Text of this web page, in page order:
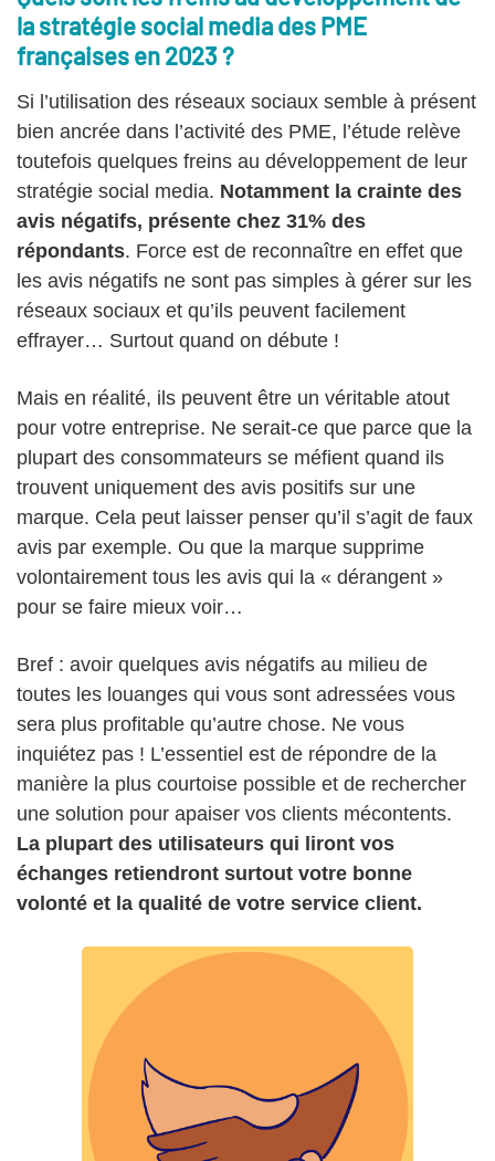
la stratégie social media des PME
françaises en 2023 ?
Si l’utilisation des réseaux sociaux semble à présent
bien ancrée dans l’activité des PME, l’étude relève
toutefois quelques freins au développement de leur
stratégie social media. Notamment la crainte des
avis négatifs, présente chez 31% des
répondants. Force est de reconnaître en effet que
les avis négatifs ne sont pas simples à gérer sur les
réseaux sociaux et qu’ils peuvent facilement
effrayer… Surtout quand on débute !
Mais en réalité, ils peuvent être un véritable atout
pour votre entreprise. Ne serait-ce que parce que la
plupart des consommateurs se méfient quand ils
trouvent uniquement des avis positifs sur une
marque. Cela peut laisser penser qu’il s’agit de faux
avis par exemple. Ou que la marque supprime
volontairement tous les avis qui la « dérangent »
pour se faire mieux voir…
Bref : avoir quelques avis négatifs au milieu de
toutes les louanges qui vous sont adressées vous
sera plus profitable qu’autre chose. Ne vous
inquiétez pas ! L’essentiel est de répondre de la
manière la plus courtoise possible et de rechercher
une solution pour apaiser vos clients mécontents.
La plupart des utilisateurs qui liront vos
échanges retiendront surtout votre bonne
volonté et la qualité de votre service client.